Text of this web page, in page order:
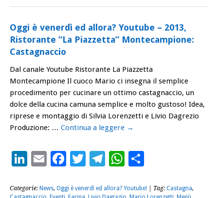
Oggi è venerdì ed allora? Youtube – 2013,
Ristorante “La Piazzetta” Montecampione:
Castagnaccio
Dal canale Youtube Ristorante La Piazzetta
Montecampione Il cuoco Mario ci insegna il semplice
procedimento per cucinare un ottimo castagnaccio, un
dolce della cucina camuna semplice e molto gustoso! Idea,
riprese e montaggio di Silvia Lorenzetti e Livio Dagrezio
Produzione: … Continua a leggere →
LinkedIn
EmailFacebook
Twitter
Telegram
WhatsApp
Categorie: News, Oggi è venerdì ed allora? Youtube! | Tag: Castagna,